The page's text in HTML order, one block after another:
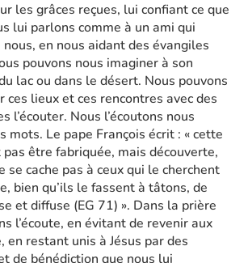
les grâces reçues, lui confiant ce que
lui parlons comme à un ami qui
en nous aidant des évangiles
pouvons nous imaginer à son
lac ou dans le désert. Nous pouvons
ces lieux et ces rencontres avec des
l’écouter. Nous l’écoutons nous
mots. Le pape François écrit : « cette
être fabriquée, mais découverte,
se cache pas à ceux qui le cherchent
bien qu’ils le fassent à tâtons, de
et diffuse (EG 71) ». Dans la prière
l’écoute, en évitant de revenir aux
en restant unis à Jésus par des
de bénédiction que nous lui